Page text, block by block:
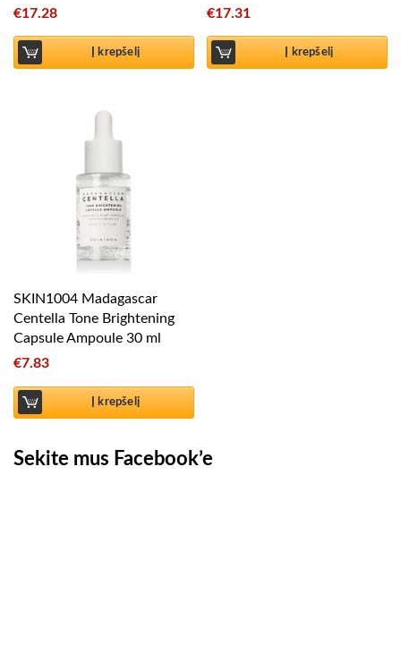
€17.28
Į krepšelį
€17.31
Į krepšelį
SKIN1004 Madagascar
Centella Tone Brightening
Capsule Ampoule 30 ml
€7.83
Į krepšelį
Sekite mus Facebook’e